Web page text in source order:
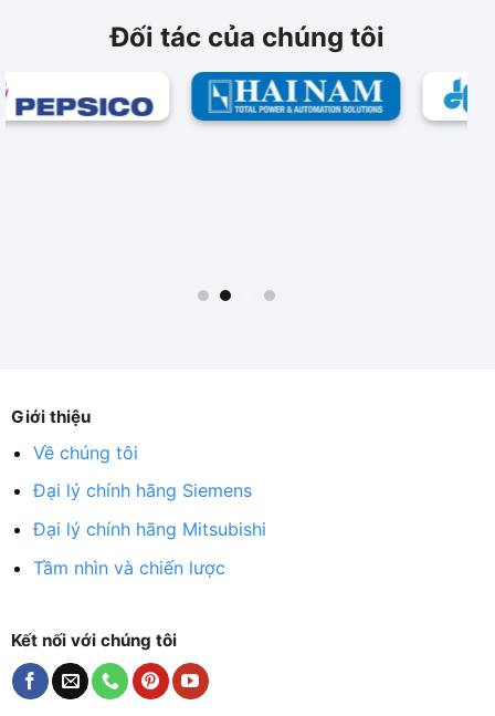
Đối tác của chúng tôi
Giới thiệu
Về chúng tôi
Đại lý chính hãng Siemens
Đại lý chính hãng Mitsubishi
Tầm nhìn và chiến lược
Kết nối với chúng tôi